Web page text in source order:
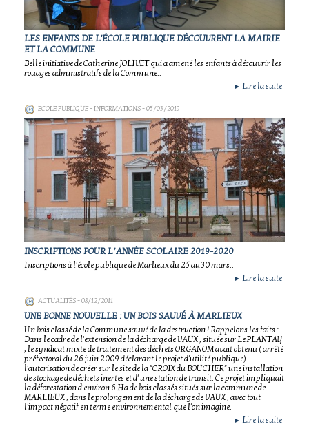
LES ENFANTS DE L'ÉCOLE PUBLIQUE DÉCOUVRENT LA MAIRIE
ET LA COMMUNE
Belle initiative de Catherine JOLIVET qui a amené les enfants à découvrir les
rouages administratifs de la Commune..
► Lire la suite
ECOLE PUBLIQUE - INFORMATIONS- 05/03/2019
INSCRIPTIONS POUR L’ANNÉE SCOLAIRE 2019-2020
Inscriptions à l'école publique de Marlieux du 25 au 30 mars..
► Lire la suite
ACTUALITÉS- 08/12/2011
UNE BONNE NOUVELLE : UN BOIS SAUVÉ À MARLIEUX
Un bois classé de la Commune sauvé de la destruction ! Rappelons les faits :
Dans le cadre de l'extension de la décharge de VAUX , située sur Le PLANTAY
, le syndicat mixte de traitement des déchets ORGANOM avait obtenu ( arrêté
préfectoral du 26 juin 2009 déclarant le projet d'utilité publique)
l'autorisation de créer sur le site de la "CROIX du BOUCHER" une installation
de stockage de déchets inertes et d' une station de transit. Ce projet impliquait
la déforestation d'environ 6 Ha de bois classés situés sur la commune de
MARLIEUX , dans le prolongement de la décharge de VAUX , avec tout
l'impact négatif en terme environnemental que l'on imagine.
► Lire la suite